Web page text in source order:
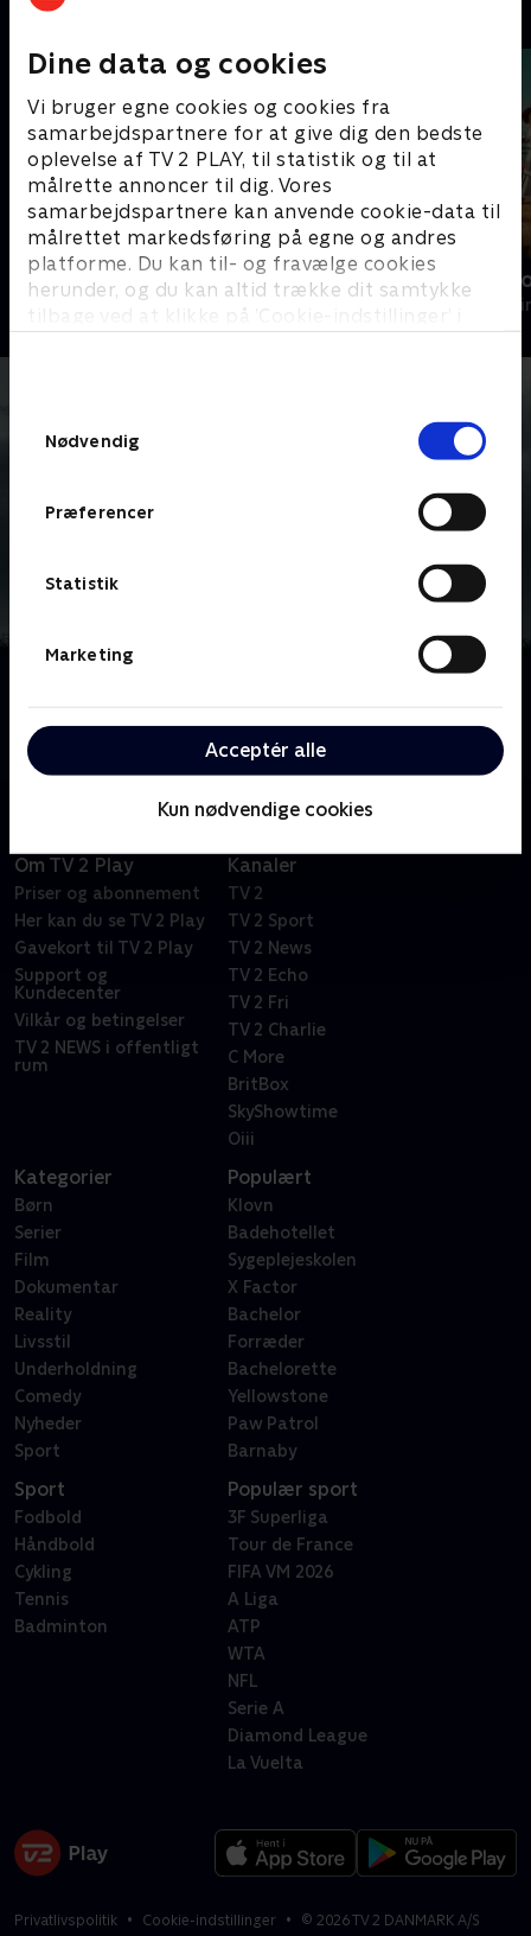
Dine data og cookies
Vi bruger egne cookies og cookies fra
samarbejdspartnere for at give dig den bedste
oplevelse af TV 2 PLAY, til statistik og til at
målrette annoncer til dig. Vores
samarbejdspartnere kan anvende cookie-data til
målrettet markedsføring på egne og andres
platforme. Du kan til- og fravælge cookies
herunder, og du kan altid trække dit samtykke
tilbage ved at klikke på ’Cookie-indstillinger’ i
Nødvendig
Præferencer
Statistik
Marketing
Acceptér alle
Kun nødvendige cookies
Andre så også
Gerningsstedet - Tatort
Krimi & Spænding • 1 sæsoner
Smag for
Krimi &
ofre for og overlevende fra frygtelige forbrydelser.
Om TV 2 Play
Priser og abonnement
Her kan du se TV 2 Play
Gavekort til TV 2 Play
Support og
Kundecenter
Vilkår og betingelser
TV 2 NEWS i offentligt
rum
Kanaler
TV 2
TV 2 Sport
TV 2 News
TV 2 Echo
TV 2 Fri
TV 2 Charlie
C More
BritBox
SkyShowtime
Oiii
Kategorier
Børn
Serier
Film
Dokumentar
Reality
Livsstil
Underholdning
Comedy
Nyheder
Sport
Populært
Klovn
Badehotellet
Sygeplejeskolen
X Factor
Bachelor
Forræder
Bachelorette
Yellowstone
Paw Patrol
Barnaby
Sport
Fodbold
Håndbold
Cykling
Tennis
Badminton
Populær sport
3F Superliga
Tour de France
FIFA VM 2026
A Liga
ATP
WTA
NFL
Serie A
Diamond League
La Vuelta
Privatlivspolitik Cookie-indstillinger © 2026TV 2 DANMARK A/S